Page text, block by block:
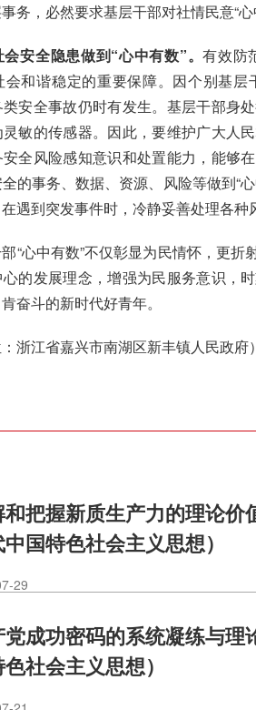
务，必然要求基层干部对社情民意“心
安全隐患做到“心中有数”。有效防
和谐稳定的重要保障。因个别基
安全事故仍时有发生。基层干部身
敏的传感器。因此，要维护广大人
全风险感知意识和处置能力，能够
的事务、数据、资源、风险等做到“
遇到突发事件时，冷静妥善处理各种
“心中有数”不仅彰显为民情怀，更
的发展理念，增强为民服务意识，
奋斗的新时代好青年。
：浙江省嘉兴市南湖区新丰镇人民政府）
把握新质生产力的理论
国特色社会主义思想）
29
成功密码的系统凝练与
社会主义思想）